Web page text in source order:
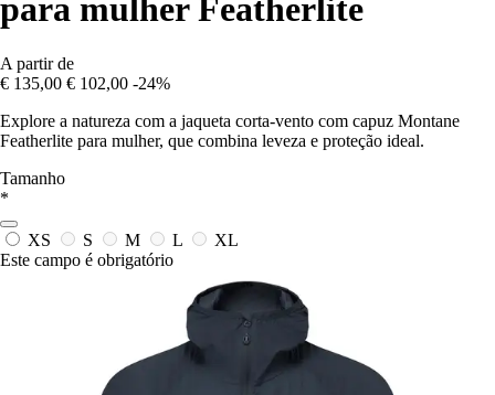
para mulher Featherlite
A partir de
€ 135,00 € 102,00 -24%
Explore a natureza com a jaqueta corta-vento com capuz Montane
Featherlite para mulher, que combina leveza e proteção ideal.
Tamanho
*
XS S M L
XL
Este campo é obrigatório